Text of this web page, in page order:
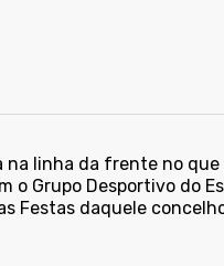
na linha da frente no
o Grupo Desportivo do
Festas daquele